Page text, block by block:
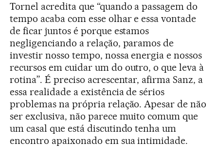
Tornel acredita que “quando a passagem do
tempo acaba com esse olhar e essa vontade
de ficar juntos é porque estamos
negligenciando a relação, paramos de
investir nosso tempo, nossa energia e nossos
recursos em cuidar um do outro, o que leva à
rotina”. É preciso acrescentar, afirma Sanz, a
essa realidade a existência de sérios
problemas na própria relação. Apesar de não
ser exclusiva, não parece muito comum que
um casal que está discutindo tenha um
encontro apaixonado em sua intimidade.